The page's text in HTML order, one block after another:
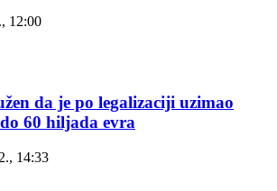
12:00
da je po legalizaciji uzimao
60 hiljada evra
14:33